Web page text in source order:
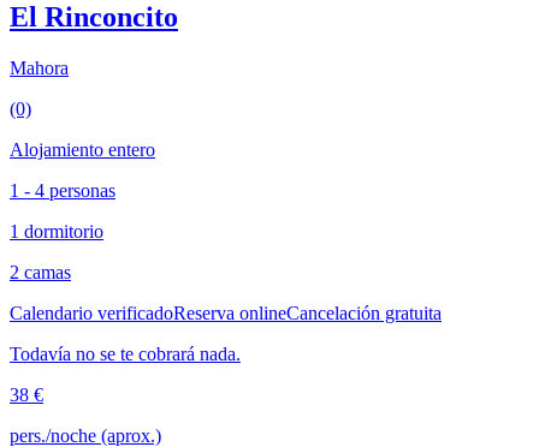
El Rinconcito
Mahora
(0)
Alojamiento entero
1 - 4 personas
1 dormitorio
2 camas
Calendario verificadoReserva onlineCancelación gratuita
Todavía no se te cobrará nada.
38 €
pers./noche (aprox.)